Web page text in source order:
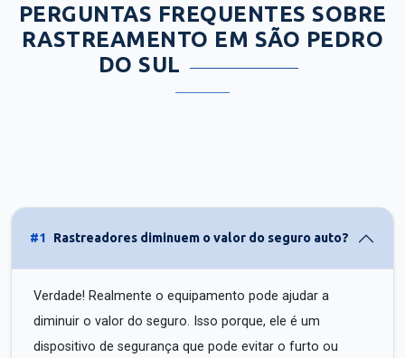
PERGUNTAS FREQUENTES SOBRE
RASTREAMENTO EM SÃO PEDRO
DO SUL
#1 Rastreadores diminuem o valor do seguro auto?
Verdade! Realmente o equipamento pode ajudar a
diminuir o valor do seguro. Isso porque, ele é um
dispositivo de segurança que pode evitar o furto ou